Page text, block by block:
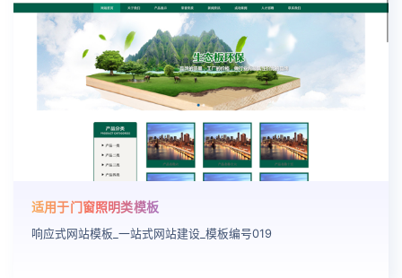
适用于门窗照明类模板
响应式网站模板_一站式网站建设_模板编号019